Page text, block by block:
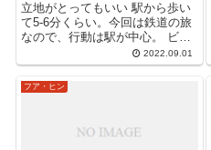
立地がとってもいい 駅から歩い
て5-6分くらい。今回は鉄道の旅
なので、行動は駅が中心。 ビー
チまでも5分くらい。まさにフ
ア・ヒンの中心にあるって感
じ。 もちろんナイトマーケット
にも近い。どこに行ってもナ
2022.09.01
フア・ヒン